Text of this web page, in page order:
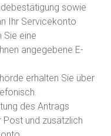
sowie
Ihr Servicekonto
Sie eine
angegebene E-
erhalten Sie über
des Antrags
Post und zusätzlich